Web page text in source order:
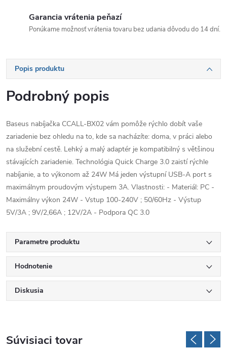
Garancia vrátenia peňazí
Ponúkame možnosť vrátenia tovaru bez udania dôvodu do 14 dní.
Popis produktu
Podrobný popis
Baseus nabíjačka CCALL-BX02 vám pomôže rýchlo dobít vaše
zariadenie bez ohledu na to, kde sa nacházíte: doma, v práci alebo
na služební cestě. Lehký a malý adaptér je kompatibilný s většinou
stávajících zariadenie. Technológia Quick Charge 3.0 zaistí rýchle
nabíjanie, a to výkonom až 24W Má jeden výstupní USB-A port s
maximálnym proudovým výstupem 3A. Vlastnosti: - Materiál: PC -
Maximálny výkon 24W - Vstup 100-240V ; 50/60Hz - Výstup
5V/3A ; 9V/2,66A ; 12V/2A - Podpora QC 3.0
Parametre produktu
Hodnotenie
Diskusia
Súvisiaci tovar